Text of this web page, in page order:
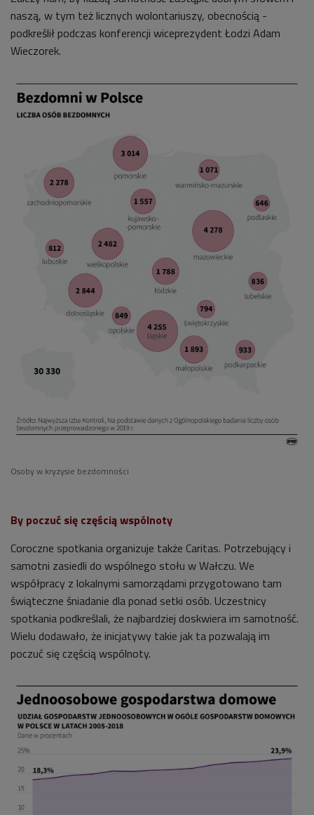
naszą, w tym też licznych wolontariuszy, obecnością -
podkreślił podczas konferencji wiceprezydent Łodzi Adam
Wieczorek.
Osoby w kryzysie bezdomności
By poczuć się częścią wspólnoty
Coroczne spotkania organizuje także Caritas. Potrzebujący i
samotni zasiedli do wspólnego stołu wWałczu. We
współpracy z lokalnymi samorządami przygotowano tam
świąteczne śniadanie dla ponad setki osób. Uczestnicy
spotkania podkreślali, że najbardziej doskwiera im samotność.
Wielu dodawało, że inicjatywy takie jak ta pozwalają im
poczuć się częścią wspólnoty.